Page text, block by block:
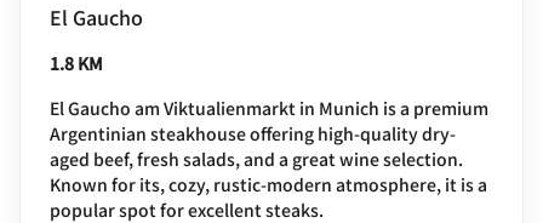
El Gaucho
1.8 KM
El Gaucho am Viktualienmarkt in Munich is a premium
Argentinian steakhouse offering high-quality dry-
aged beef, fresh salads, and a great wine selection.
Known for its, cozy, rustic-modern atmosphere, it is a
popular spot for excellent steaks.